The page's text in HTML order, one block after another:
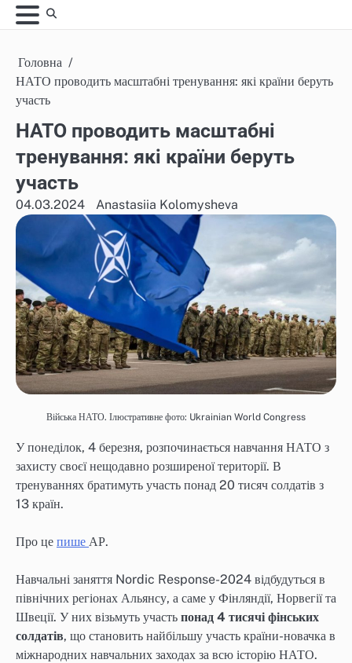
Skip
to
Головна
НАТО проводить масштабні тренування: які країни беруть
участь
НАТО проводить масштабні
тренування: які країни беруть
участь
04.03.2024 Anastasiia Kolomysheva
Війська НАТО. Ілюстративне фото: Ukrainian World Congress
У понеділок, 4 березня, розпочинається навчання НАТО з
захисту своєї нещодавно розширеної території. В
тренуваннях братимуть участь понад 20 тисяч солдатів з
13 країн.
Про це пише АР.
Навчальні заняття Nordic Response-2024 відбудуться в
північних регіонах Альянсу, а саме у Фінляндії, Норвегії та
Швеції. У них візьмуть участь понад 4 тисячі фінських
солдатів, що становить найбільшу участь країни-новачка в
міжнародних навчальних заходах за всю історію НАТО.